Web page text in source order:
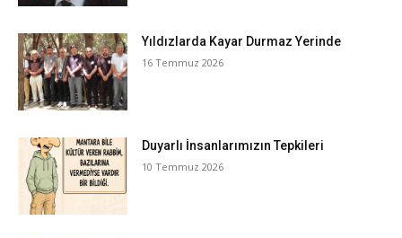
Yıldızlarda Kayar Durmaz Yerinde
16 Temmuz 2026
Duyarlı İnsanlarımızın Tepkileri
10 Temmuz 2026